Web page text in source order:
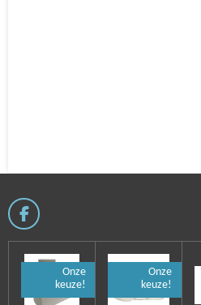
F
e
Onze
keuze!
Onze
keuze!